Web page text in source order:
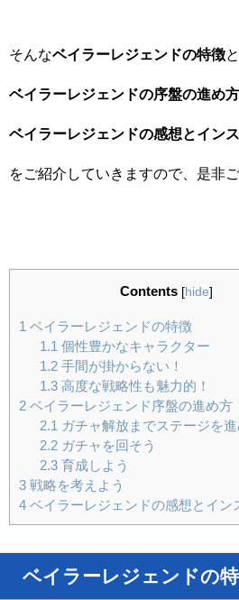
そんなベイラーレジェンドの特徴
ベイラーレジェンドの序盤の進め方
ベイラーレジェンドの感想とイン
をご紹介していきますので、是非
Contents [hide]
1 ベイラーレジェンドの特徴
1.1 個性豊かなキャラクター
1.2手間が掛からない！
1.3高度な戦略性も魅力的！
2 ベイラーレジェンド序盤の進め方
2.1
ガチャ解放までステージを進
2.2ガチャを回そう
2.3育成しよう
3 戦略を考えよう
4 ベイラーレジェンドの感想とイン
ベイラーレジェンドの